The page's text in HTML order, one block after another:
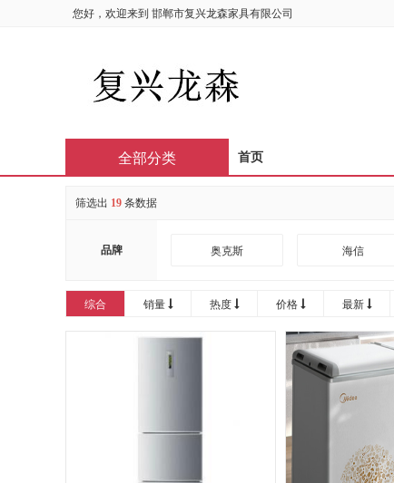
您好，欢迎来到 邯郸市复兴龙森家具有限公司
首页
全部分类
筛选出 19 条数据
品牌 奥克斯 海信
卡萨帝 其它品牌
综合 销量 热度 价格 最新